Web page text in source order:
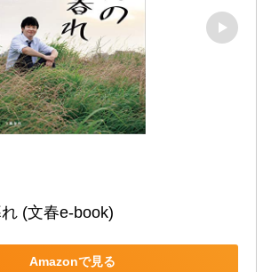
(文春e-book)
Amazonで見る